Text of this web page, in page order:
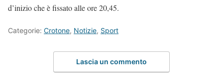
d’inizio che è fissato alle ore 20,45.
Categorie: Crotone, Notizie, Sport
Lascia un commento